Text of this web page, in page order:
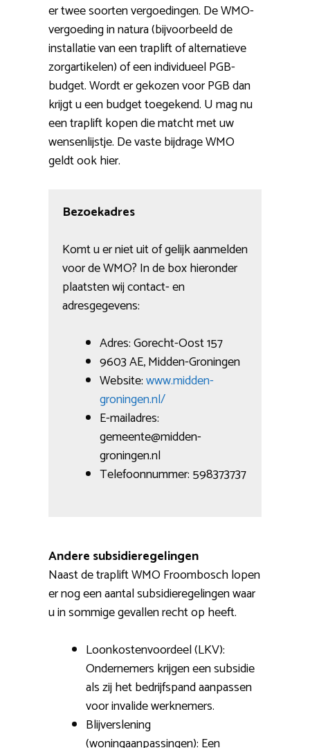
er twee soorten vergoedingen. De WMO-
vergoeding in natura (bijvoorbeeld de
installatie van een traplift of alternatieve
zorgartikelen) of een individueel PGB-
budget. Wordt er gekozen voor PGB dan
krijgt u een budget toegekend. U mag nu
een traplift kopen die matcht met uw
wensenlijstje. De vaste bijdrage WMO
geldt ook hier.
Bezoekadres
Komt u er niet uit of gelijk aanmelden
voor de WMO? In de box hieronder
plaatsten wij contact- en
adresgegevens:
Adres: Gorecht-Oost 157
9603 AE, Midden-Groningen
Website:www.midden-
groningen.nl/
E-mailadres:
gemeente@midden-
groningen.nl
Telefoonnummer: 598373737
Andere subsidieregelingen
Naast de traplift WMO Froombosch lopen
er nog een aantal subsidieregelingen waar
u in sommige gevallen recht op heeft.
Loonkostenvoordeel (LKV):
Ondernemers krijgen een subsidie
als zij het bedrijfspand aanpassen
voor invalide werknemers.
Blijverslening